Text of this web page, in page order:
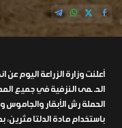
أعلنت وزارة الزراعة اليوم عن
الحـ ـمى النزفية في جميع
الحملة رش الأبقار والجاموس